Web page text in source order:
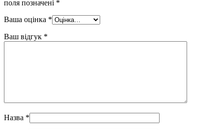
поля позначені *
Ваша оцінка *
Ваш відгук *
Назва *